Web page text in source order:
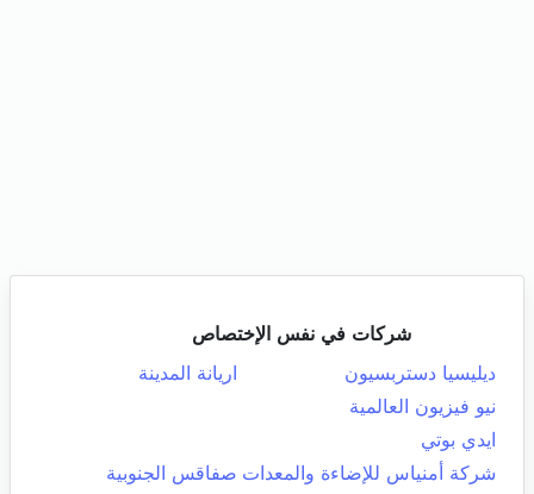
شركات في نفس الإختصاص
ديليسيا دستربسيون
اريانة المدينة
نيو فيزيون العالمية
ايدي بوتي
شركة أمنياس للإضاءة والمعدات صفاقس الجنوبية